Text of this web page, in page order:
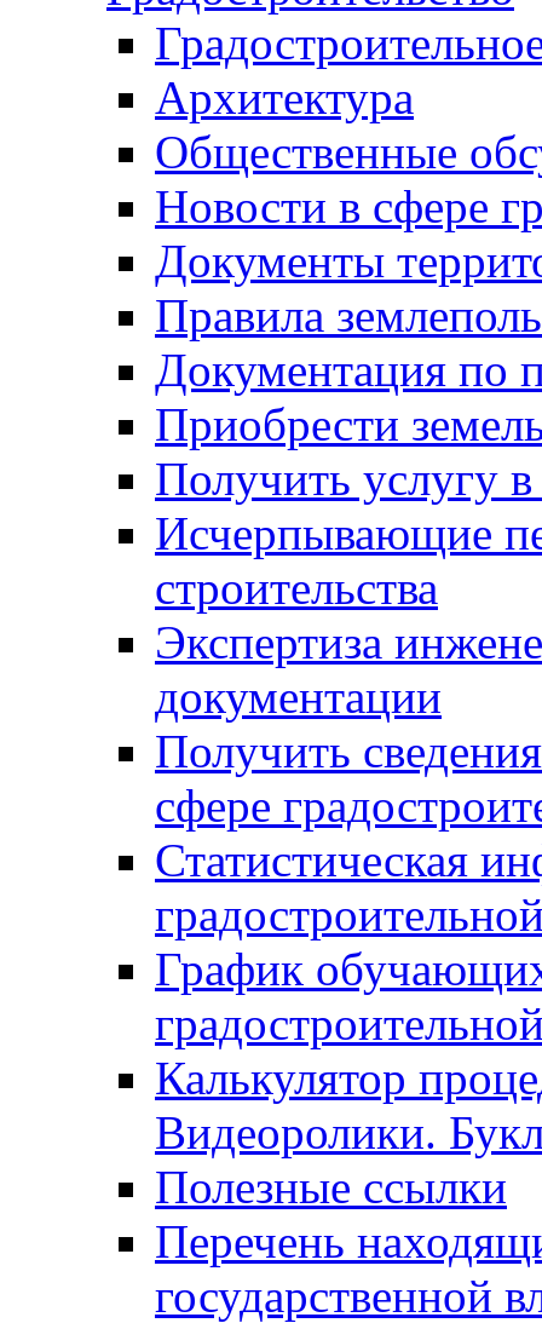
Архитектура
Общественные
Новости в сфере
Документы
Правила
Документация по
Приобрести
Получить услугу в
Исчерпывающие
строительства
Экспертиза
документации
Получить
сфере
Статистическая
График
Калькулятор
Видеоролики.
Полезные ссылки
Перечень
государственной